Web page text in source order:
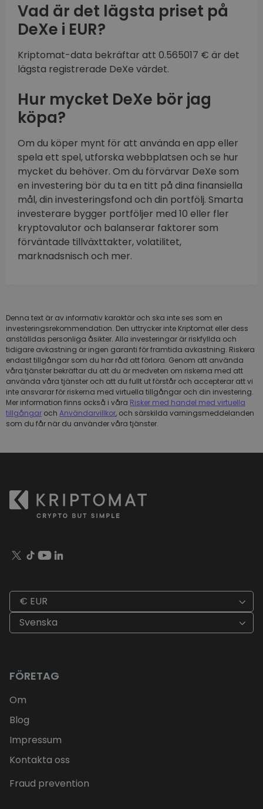
Vad är det lägsta priset på
DeXe i EUR?
Kriptomat-data bekräftar att 0.565017 € är det
lägsta registrerade DeXe värdet.
Hur mycket DeXe bör jag
köpa?
Om du köper mynt för att använda en app eller
spela ett spel, utforska webbplatsen och se hur
mycket du behöver. Om du förvärvar DeXe som
en investering bör du ta en titt på dina finansiella
mål, din investeringsfond och din portfölj. Smarta
investerare bygger portföljer med 10 eller fler
kryptovalutor och balanserar faktorer som
förväntade tillväxttakter, volatilitet,
marknadsnisch och mer.
Denna text är av informativ karaktär och ska inte ses som en
investeringsrekommendation. Den uttrycker inte Kriptomat eller dess
anställdas personliga åsikter. Alla investeringar är riskfyllda och
tidigare avkastning är ingen garanti för framtida avkastning. Riskera
endast tillgångar som du har råd att förlora. Genom att använda
våra tjänster bekräftar du att du är medveten om riskerna med att
använda våra tjänster och att du fullt ut förstår och accepterar att vi
inte ansvarar för riskerna med virtuella tillgångar och din investering.
Mer information finns också i våra Risker med handel med virtuella
tillgångar och Användarvillkor, och särskilda varningsmeddelanden
som du får när du använder våra tjänster.
€ EUR
Svenska
FÖRETAG
Om
Blog
Impressum
Kontakta oss
Fraud prevention